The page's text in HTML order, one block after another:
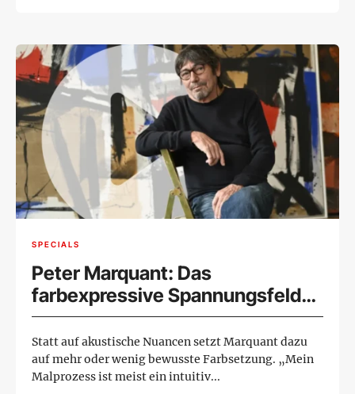
SPECIALS
Peter Marquant: Das
farbexpressive Spannungsfeld
zwischen Gesehenem und
Empfundenem
Statt auf akustische Nuancen setzt Marquant dazu
auf mehr oder wenig bewusste Farbsetzung. „Mein
Malprozess ist meist ein intuitiv...